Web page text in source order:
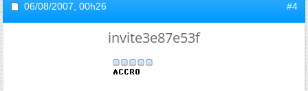
06/08/2007, 00h26 #4
invite3e87e53f